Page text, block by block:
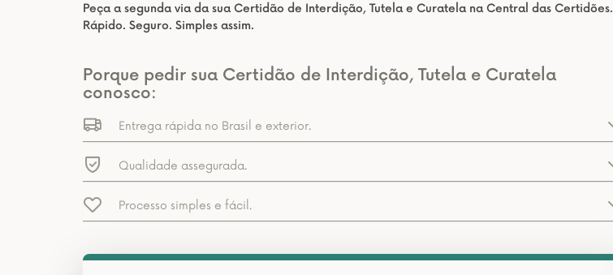
Peça a segunda via da sua Certidão de Interdição, Tutela e Curatela na Central das Certidões.
Rápido. Seguro. Simples assim.
Porque pedir sua Certidão de Interdição, Tutela e Curatela
conosco:
Entrega rápida no Brasil e exterior.
Qualidade assegurada.
Processo simples e fácil.